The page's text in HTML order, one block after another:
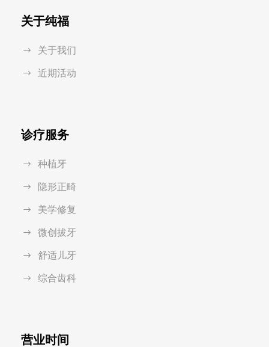
关于纯福
关于我们
近期活动
诊疗服务
种植牙
隐形正畸
美学修复
微创拔牙
舒适儿牙
综合齿科
营业时间